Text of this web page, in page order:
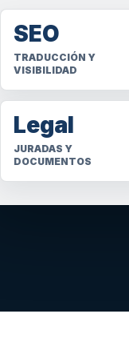
SEO
TRADUCCIÓN Y
VISIBILIDAD
Legal
JURADAS Y
DOCUMENTOS